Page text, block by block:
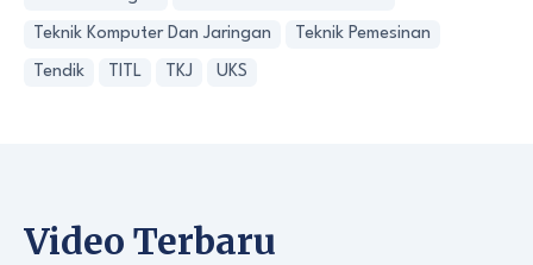
Teknik Komputer Dan Jaringan Teknik Pemesinan
Tendik TITL TKJ UKS
Video Terbaru